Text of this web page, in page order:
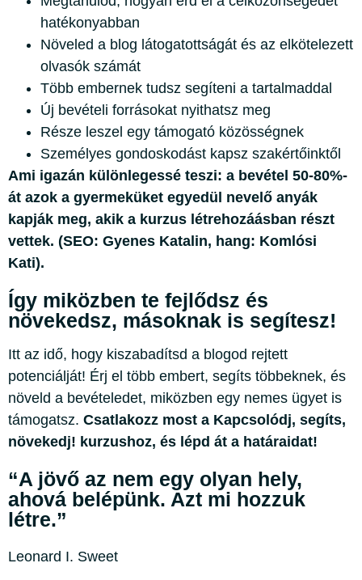
hatékonyabban
Növeled a blog látogatottságát és az elkötelezett
olvasók számát
Több embernek tudsz segíteni a tartalmaddal
Új bevételi forrásokat nyithatsz meg
Része leszel egy támogató közösségnek
Személyes gondoskodást kapsz szakértőinktől
Ami igazán különlegessé teszi: a bevétel 50-80%-
át azok a gyermeküket egyedül nevelő anyák
kapják meg, akik a kurzus létrehozáásban részt
vettek. (SEO: Gyenes Katalin, hang: Komlósi
Kati).
Így miközben te fejlődsz és
növekedsz, másoknak is segítesz!
Itt az idő, hogy kiszabadítsd a blogod rejtett
potenciálját! Érj el több embert, segíts többeknek, és
növeld a bevételedet, miközben egy nemes ügyet is
támogatsz. Csatlakozz most a Kapcsolódj, segíts,
növekedj! kurzushoz, és lépd át a határaidat!
“A jövő az nem egy olyan hely,
ahová belépünk. Azt mi hozzuk
létre.”
Leonard I. Sweet